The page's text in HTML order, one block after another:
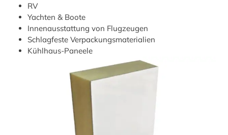
RV
Yachten & Boote
Innenausstattung von Flugzeugen
Schlagfeste Verpackungsmaterialien
Kühlhaus-Paneele